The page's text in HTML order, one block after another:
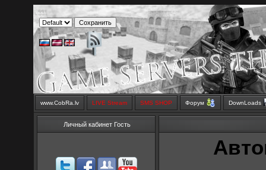
www.CobRa.lv LIVE Stream SMS SHOP Форум DownLoads
Личный кабинет Гость